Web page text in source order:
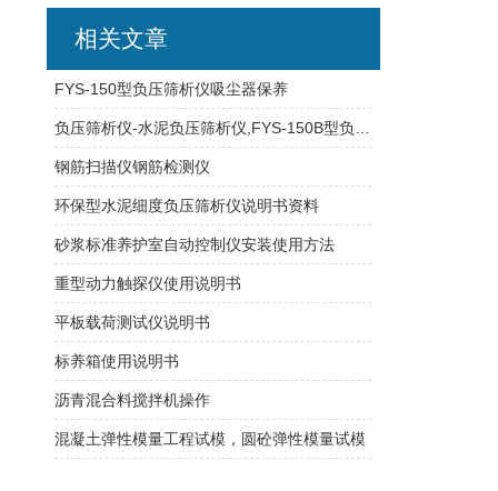
相关文章
FYS-150型负压筛析仪吸尘器保养
钢筋扫描仪钢筋检测仪
环保型水泥细度负压筛析仪说明书资料
砂浆标准养护室自动控制仪安装使用方法
重型动力触探仪使用说明书
平板载荷测试仪说明书
标养箱使用说明书
沥青混合料搅拌机操作
混凝土弹性模量工程试模，圆砼弹性模量试模